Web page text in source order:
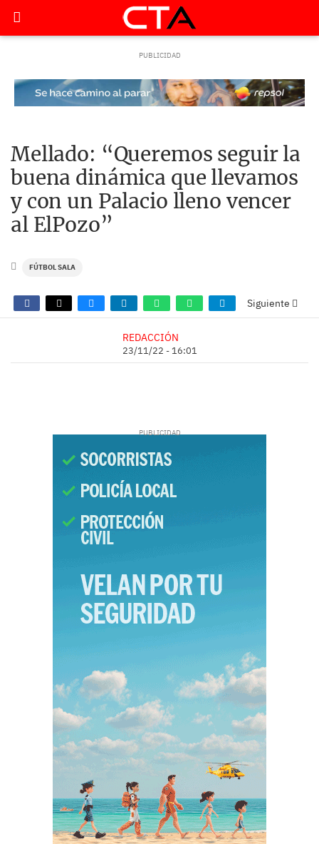
Mellado: “Queremos seguir la
buena dinámica que llevamos
y con un Palacio lleno vencer
al ElPozo”
FÚTBOL SALA
Siguiente
REDACCIÓN
23/11/22 - 16:01